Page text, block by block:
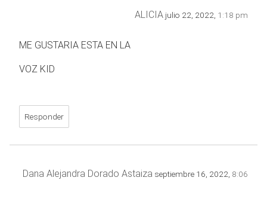
ALICIA julio 22, 2022, 1:18 pm
ME GUSTARIA ESTA EN LA
VOZ KID
Responder
Dana Alejandra Dorado Astaiza septiembre 16, 2022, 8:06